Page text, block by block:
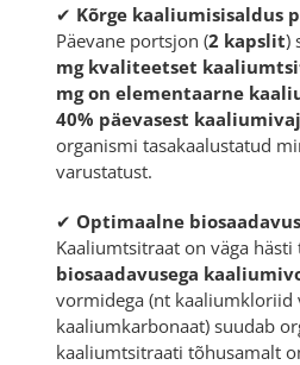
✔ Kõrge kaaliumisisaldus
Päevane portsjon (2 kapslit)
mg kvaliteetset
mg on elementaarne
40% päevasest
organismi tasakaalustatud
varustatust.
✔ Optimaalne biosaadavus
Kaaliumtsitraat on väga hästi
biosaadavusega
vormidega (nt kaaliumkloriid
kaaliumkarbonaat) suudab
kaaliumtsitraati tõhusamalt